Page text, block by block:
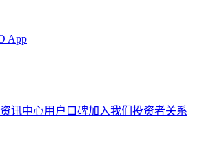
App
资讯中心用户口碑加入我们 投资者关系